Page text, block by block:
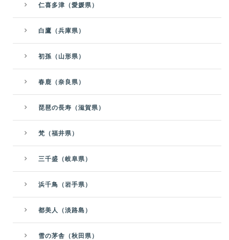
仁喜多津（愛媛県）
白鷹（兵庫県）
初孫（山形県）
春鹿（奈良県）
琵琶の長寿（滋賀県）
梵（福井県）
三千盛（岐阜県）
浜千鳥（岩手県）
都美人（淡路島）
雪の茅舎（秋田県）